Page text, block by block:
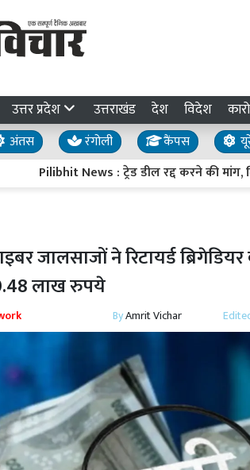
उत्तर प्रदेश उत्तराखंड देश विदेश
अंतस रंगोली कैंपस
Pilibhit News : ट्रेड डील रद्द करने की मांग,
जालसाजों ने रिटायर्ड
लाख रुपये
ByAmrit Vichar